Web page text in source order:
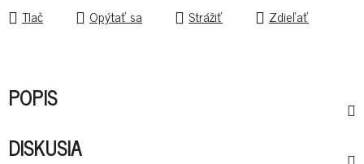
Tlač Opýtať sa Strážiť Zdieľať
POPIS
DISKUSIA